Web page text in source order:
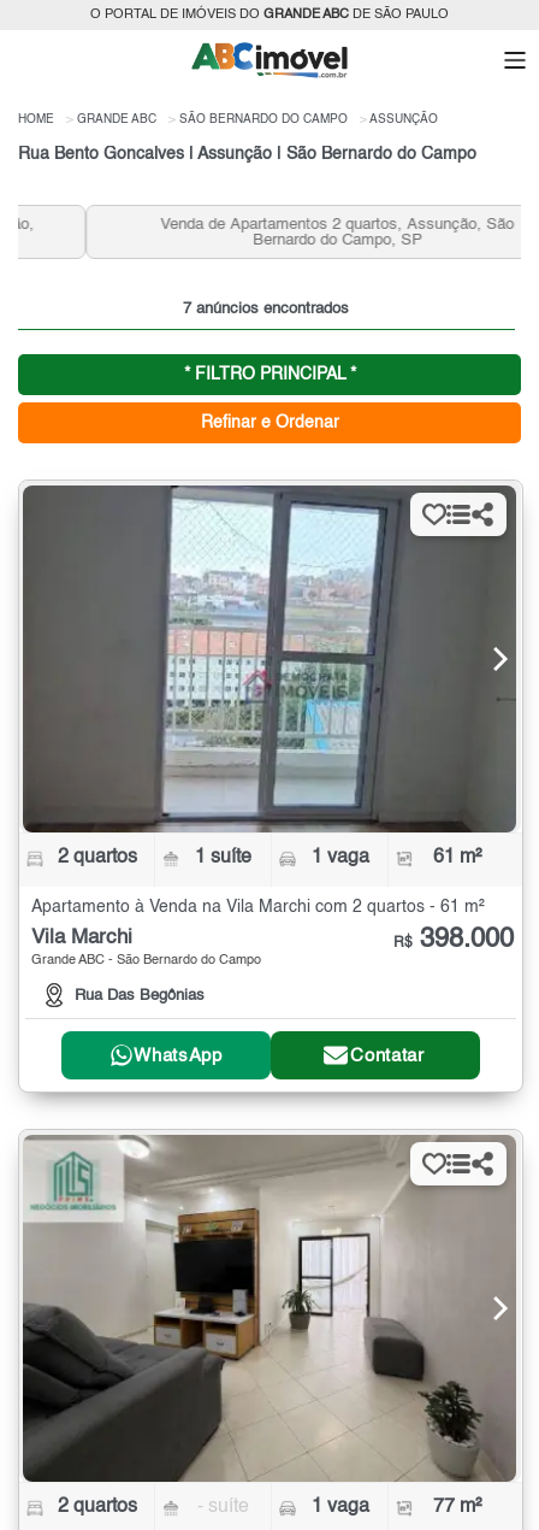
O PORTAL DE IMÓVEIS DO GRANDE ABC DE SÃO PAULO
HOME GRANDE ABC SÃO BERNARDO DO CAMPO ASSUNÇÃO
Rua Bento Goncalves | Assunção | São Bernardo do Campo
Venda de Apartamentos 2 quartos, Assunção, São
Bernardo do Campo, SP
7 anúncios encontrados
* FILTRO PRINCIPAL *
Refinar e Ordenar
2 quartos 1 suíte 1 vaga 61 m²
Apartamento à Venda na Vila Marchi com 2 quartos - 61 m²
Vila Marchi
Grande ABC - São Bernardo do Campo
Rua Das Begônias
R$ 398.000
WhatsApp Contatar
2 quartos - suíte 1 vaga 77 m²